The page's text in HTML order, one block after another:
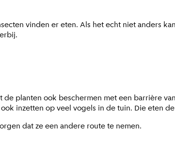
vinden er eten. Als het echt niet anders
planten ook beschermen met een barrière
inzetten op veel vogels in de tuin. Die eten
dat ze een andere route te nemen.